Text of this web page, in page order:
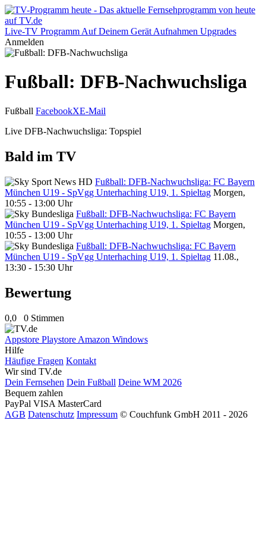
Live-TV Programm Auf Deinem Gerät Aufnahmen Upgrades
Anmelden
Fußball: DFB-Nachwuchsliga
Fußball FacebookXE-Mail
Live DFB-Nachwuchsliga: Topspiel
Bald im TV
Fußball: DFB-Nachwuchsliga: FC Bayern
München U19 - SpVgg Unterhaching U19, 1. Spieltag Morgen,
10:55 - 13:00 Uhr
Fußball: DFB-Nachwuchsliga: FC Bayern
München U19 - SpVgg Unterhaching U19, 1. Spieltag Morgen,
10:55 - 13:00 Uhr
Fußball: DFB-Nachwuchsliga: FC Bayern
München U19 - SpVgg Unterhaching U19, 1. Spieltag 11.08.,
13:30 - 15:30 Uhr
Bewertung
0,0 0 Stimmen
Appstore Playstore Amazon Windows
Hilfe
Häufige Fragen Kontakt
Wir sind TV.de
Dein Fernsehen Dein Fußball Deine WM 2026
Bequem zahlen
PayPal VISA MasterCard
AGB Datenschutz Impressum © Couchfunk GmbH 2011 - 2026